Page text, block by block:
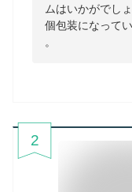
ムはいかがでし
個包装になって
。
2